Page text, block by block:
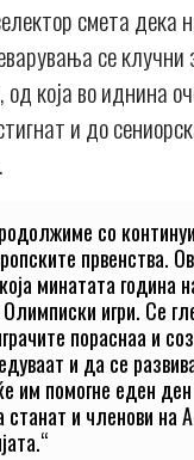
смета дека
се клучни
од која во иднина
и до
со
првенства.
минатата година
игри. Се
пораснаа и
и да се
им помогне еден
и членови на